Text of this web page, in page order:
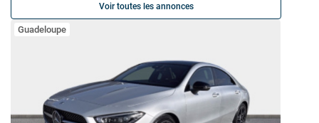
Voir toutes les annonces
Guadeloupe